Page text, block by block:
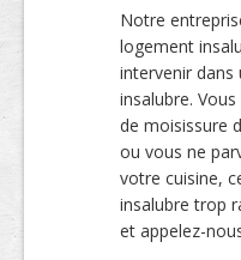
Notre
logement
intervenir
insalubre.
de moisissure
ou vous ne
votre cuisine,
insalubre trop
et appelez-